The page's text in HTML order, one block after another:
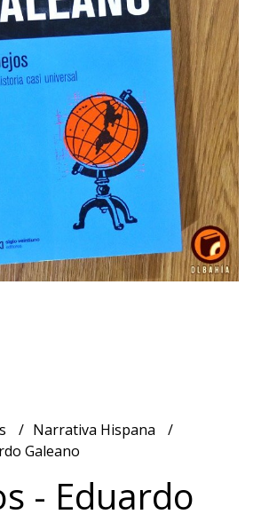
Narrativa Hispana
Galeano
- Eduardo